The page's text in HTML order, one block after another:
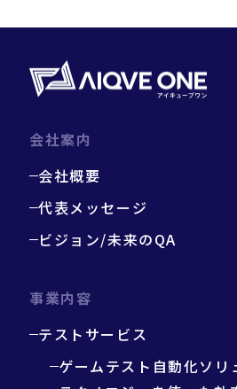
会社案内
会社概要
代表メッセージ
ビジョン/未来のQA
事業内容
テストサービス
ゲームテスト自動化ソリ